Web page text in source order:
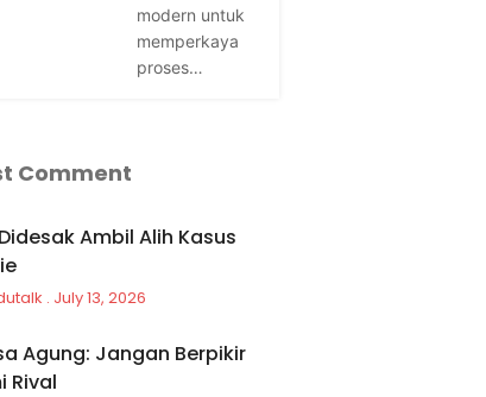
modern untuk
memperkaya
proses…
Comment
Didesak Ambil Alih Kasus
July 13, 2026
Agung: Jangan Berpikir
Rival